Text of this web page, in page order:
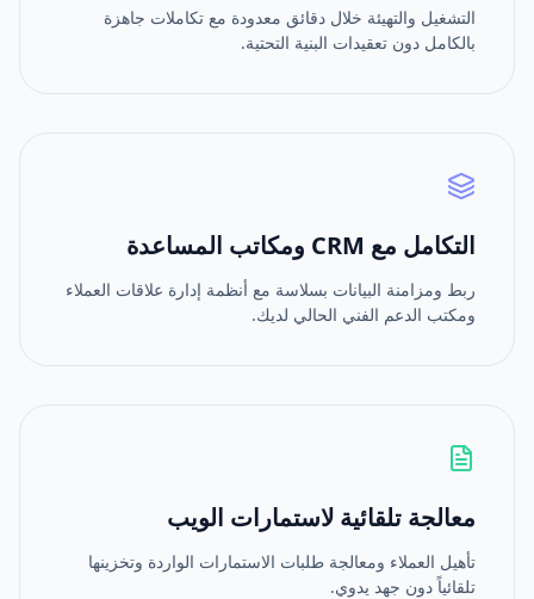
التشغيل والتهيئة خلال دقائق معدودة مع تكاملات جاهزة
بالكامل دون تعقيدات البنية التحتية.
التكامل مع CRM ومكاتب المساعدة
ربط ومزامنة البيانات بسلاسة مع أنظمة إدارة علاقات العملاء
ومكتب الدعم الفني الحالي لديك.
معالجة تلقائية لاستمارات الويب
تأهيل العملاء ومعالجة طلبات الاستمارات الواردة وتخزينها
تلقائياً دون جهد يدوي.